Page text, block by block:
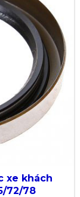
xe khách
72/78